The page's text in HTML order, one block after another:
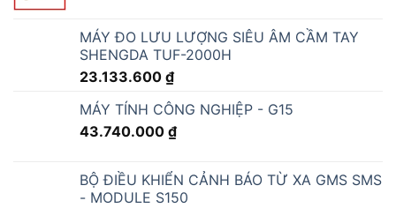
MÁY ĐO LƯU LƯỢNG SIÊU ÂM CẦM TAY
SHENGDA TUF-2000H
23.133.600 ₫
MÁY TÍNH CÔNG NGHIỆP - G15
43.740.000 ₫
BỘ ĐIỀU KHIỂN CẢNH BÁO TỪ XA GMS SMS
- MODULE S150